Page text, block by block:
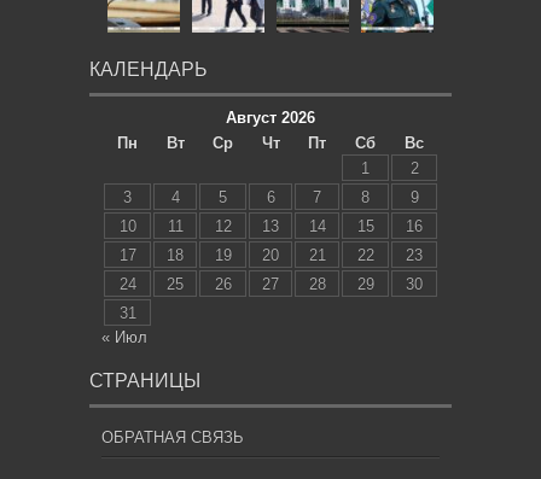
КАЛЕНДАРЬ
Август 2026
Пн
Вт Ср Чт Пт Сб
Вс
1
2
3
4 5 6 7 8
9
10
11 12 13 14 15
16
17
18 19 20 21 22
23
24
25 26 27 28 29
30
31
« Июл
СТРАНИЦЫ
ОБРАТНАЯ СВЯЗЬ